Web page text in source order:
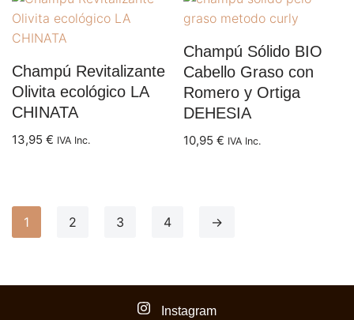
Champú Revitalizante
Olivita ecológico LA
CHINATA
13,95 € IVA Inc.
Champú Sólido BIO
Cabello Graso con
Romero y Ortiga
DEHESIA
10,95€ IVA Inc.
1 2 3 4 →
Instagram